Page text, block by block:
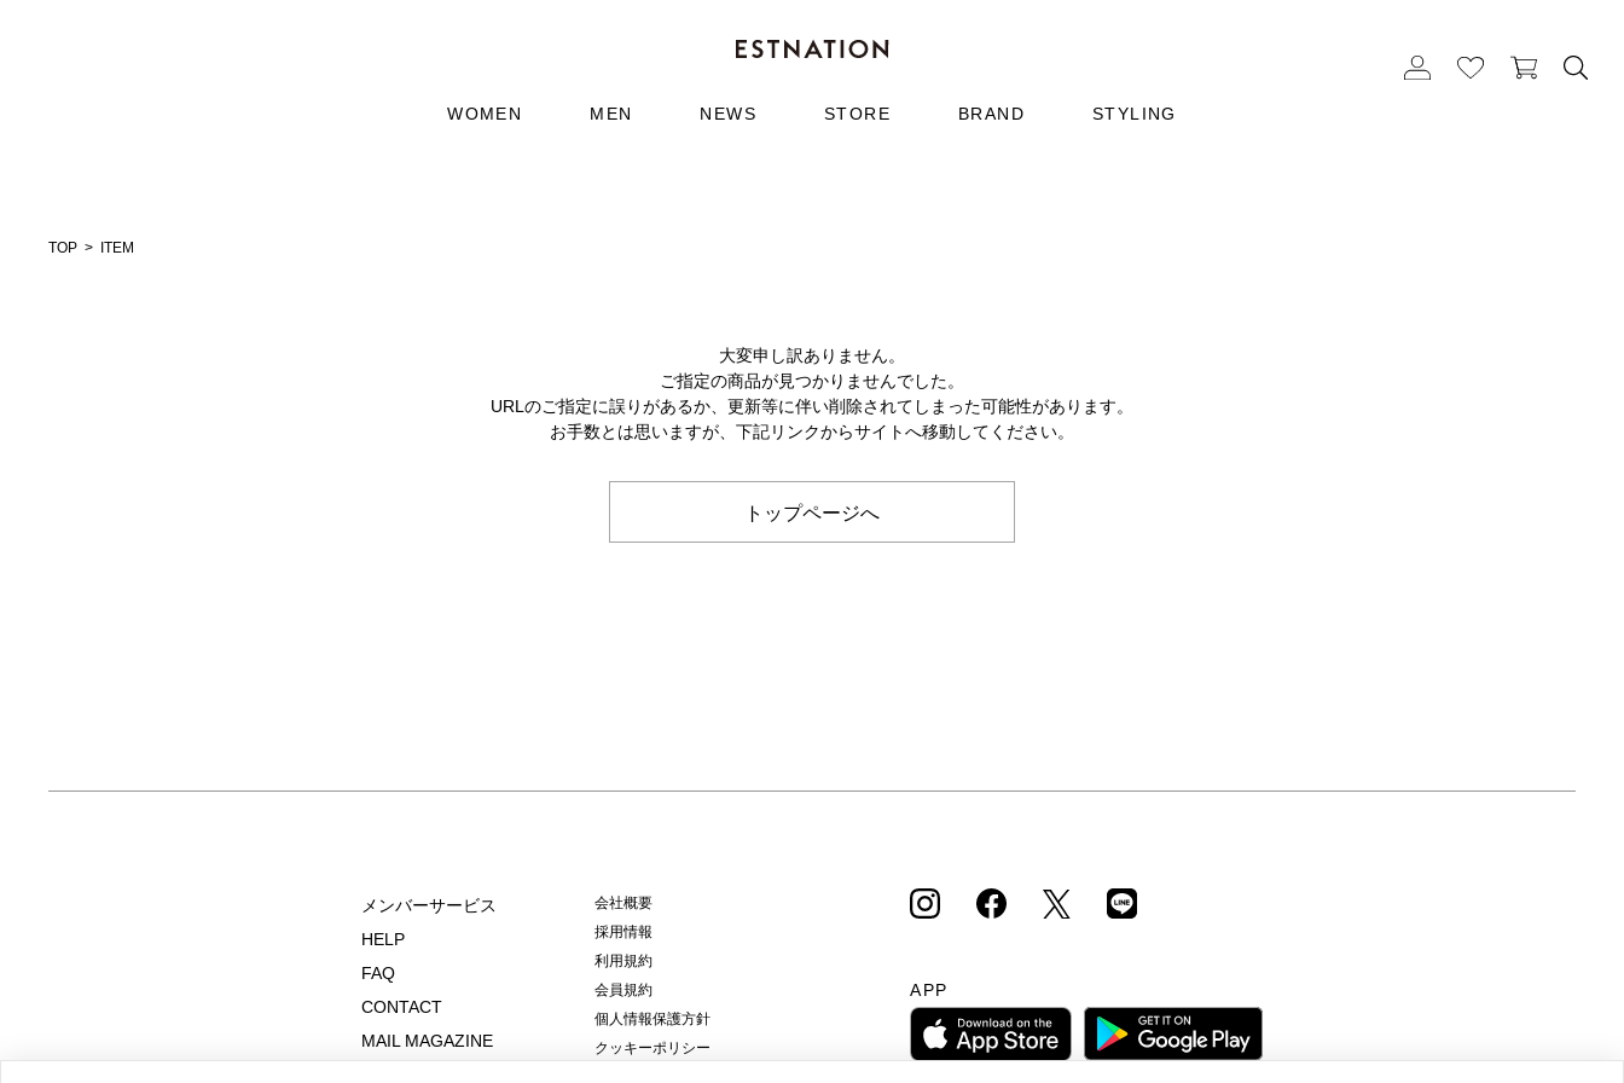
WOMEN MEN NEWS STORE BRAND STYLING
TOP ITEM
大変申し訳ありません。
ご指定の商品が見つかりませんでした。
URLのご指定に誤りがあるか、更新等に伴い削除されてしまった可能性があります。
お手数とは思いますが、下記リンクからサイトへ移動してください。
トップページへ
メンバーサービス
HELP
FAQ
CONTACT
MAIL MAGAZINE
会社概要
採用情報
利用規約
会員規約
個人情報保護方針
クッキーポリシー
APP